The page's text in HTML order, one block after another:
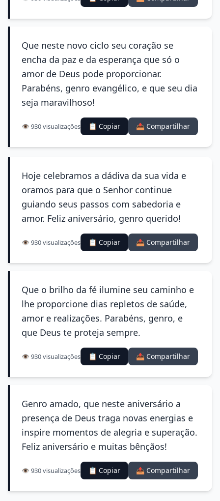
Que neste novo ciclo seu coração se
encha da paz e da esperança que só o
amor de Deus pode proporcionar.
Parabéns, genro evangélico, e que seu dia
seja maravilhoso!
👁️ 930 visualizações 📋 Copiar 📤 Compartilhar
Hoje celebramos a dádiva da sua vida e
oramos para que o Senhor continue
guiando seus passos com sabedoria e
amor. Feliz aniversário, genro querido!
👁️ 930 visualizações 📋 Copiar 📤 Compartilhar
Que o brilho da fé ilumine seu caminho e
lhe proporcione dias repletos de saúde,
amor e realizações. Parabéns, genro, e
que Deus te proteja sempre.
👁️ 930 visualizações 📋 Copiar 📤 Compartilhar
Genro amado, que neste aniversário a
presença de Deus traga novas energias e
inspire momentos de alegria e superação.
Feliz aniversário e muitas bênçãos!
👁️ 930 visualizações 📋 Copiar 📤 Compartilhar